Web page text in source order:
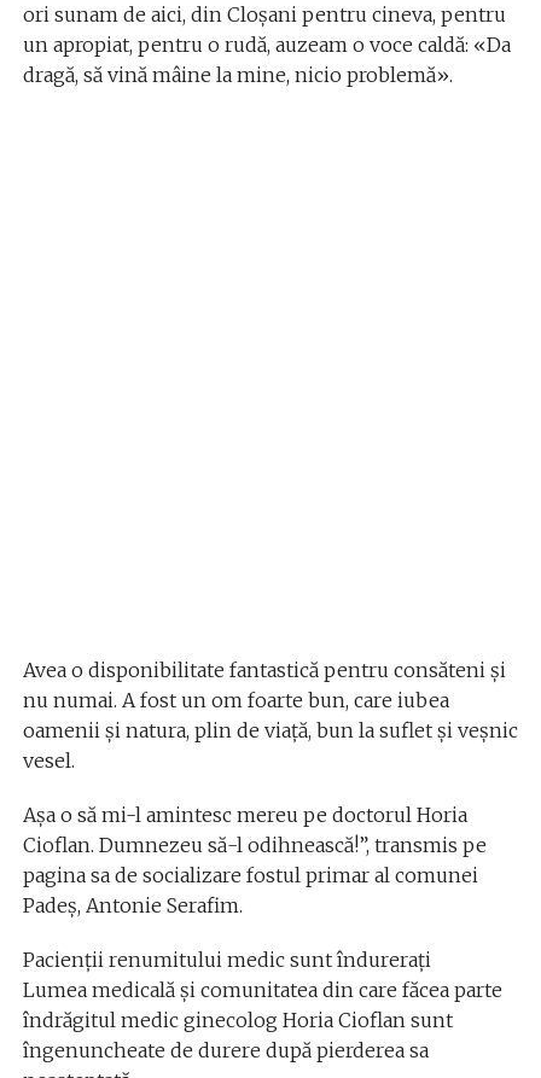
ori sunam de aici, din Cloșani pentru cineva, pentru
un apropiat, pentru o rudă, auzeam o voce caldă: «Da
dragă, să vină mâine la mine, nicio problemă».
Avea o disponibilitate fantastică pentru consăteni și
nu numai. A fost un om foarte bun, care iubea
oamenii și natura, plin de viață, bun la suflet și veșnic
vesel.
Așa o să mi-l amintesc mereu pe doctorul Horia
Cioflan. Dumnezeu să-l odihnească!”, transmis pe
pagina sa de socializare fostul primar al comunei
Padeș, Antonie Serafim.
Pacienții renumitului medic sunt îndurerați
Lumea medicală și comunitatea din care făcea parte
îndrăgitul medic ginecolog Horia Cioflan sunt
îngenuncheate de durere după pierderea sa